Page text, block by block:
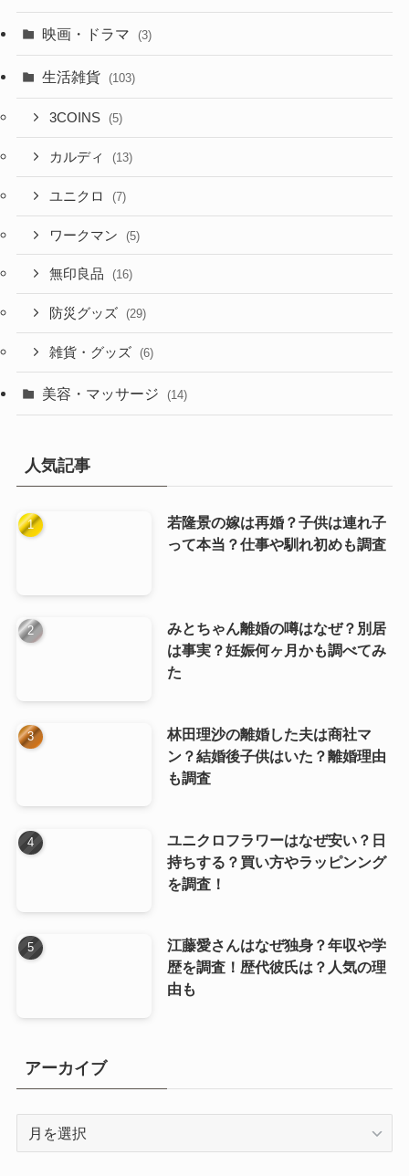
映画・ドラマ (3)
生活雑貨 (103)
3COINS (5)
カルディ (13)
ユニクロ (7)
ワークマン (5)
無印良品 (16)
防災グッズ (29)
雑貨・グッズ (6)
美容・マッサージ (14)
人気記事
若隆景の嫁は再婚？子供は連れ子
って本当？仕事や馴れ初めも調査
みとちゃん離婚の噂はなぜ？別居
は事実？妊娠何ヶ月かも調べてみ
た
林田理沙の離婚した夫は商社マ
ン？結婚後子供はいた？離婚理由
も調査
ユニクロフラワーはなぜ安い？日
持ちする？買い方やラッピンング
を調査！
江藤愛さんはなぜ独身？年収や学
歴を調査！歴代彼氏は？人気の理
由も
アーカイブ